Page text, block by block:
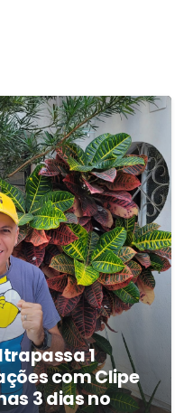
1
com Clipe
3 dias no